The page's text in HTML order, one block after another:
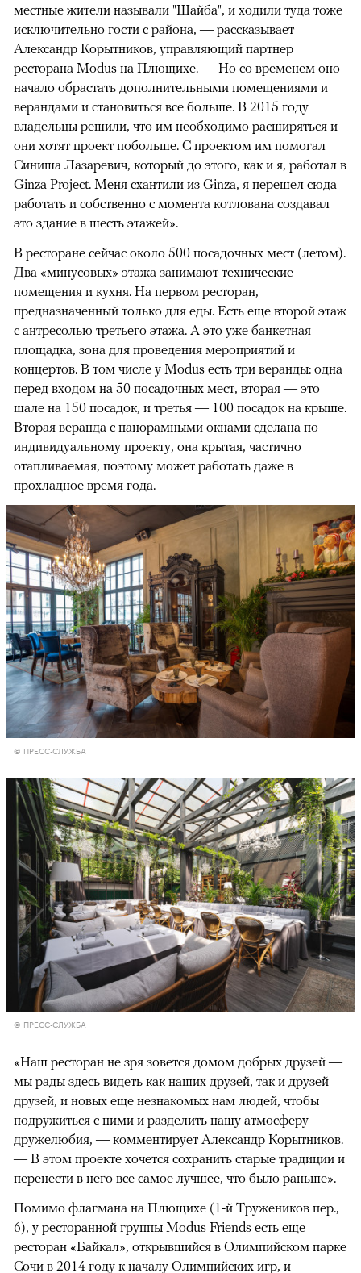
00:00 00:00
местные жители называли "Шайба", и ходили туда тоже
исключительно гости с района, — рассказывает
Александр Корытников, управляющий партнер
ресторана Modus на Плющихе. — Но со временем оно
начало обрастать дополнительными помещениями и
верандами и становиться все больше. В 2015 году
владельцы решили, что им необходимо расширяться и
они хотят проект побольше. С проектом им помогал
Синиша Лазаревич, который до этого, как и я, работал в
Ginza Project. Меня схантили из Ginza, я перешел сюда
работать и собственно с момента котлована создавал
это здание в шесть этажей».
В ресторане сейчас около 500 посадочных мест (летом).
Два «минусовых» этажа занимают технические
помещения и кухня. На первом ресторан,
предназначенный только для еды. Есть еще второй этаж
с антресолью третьего этажа. А это уже банкетная
площадка, зона для проведения мероприятий и
концертов. В том числе у Modus есть три веранды: одна
перед входом на 50 посадочных мест, вторая — это
шале на 150 посадок, и третья — 100 посадок на крыше.
Вторая веранда с панорамными окнами сделана по
индивидуальному проекту, она крытая, частично
отапливаемая, поэтому может работать даже в
прохладное время года.
© ПРЕСС-СЛУЖБА
© ПРЕСС-СЛУЖБА
«Наш ресторан не зря зовется домом добрых друзей —
мы рады здесь видеть как наших друзей, так и друзей
друзей, и новых еще незнакомых нам людей, чтобы
подружиться с ними и разделить нашу атмосферу
дружелюбия, — комментирует Александр Корытников.
— В этом проекте хочется сохранить старые традиции и
перенести в него все самое лучшее, что было раньше».
Помимо флагмана на Плющихе (1-й Тружеников пер.,
6), у ресторанной группы Modus Friends есть еще
ресторан «Байкал», открывшийся в Олимпийском парке
Сочи в 2014 году к началу Олимпийских игр, и